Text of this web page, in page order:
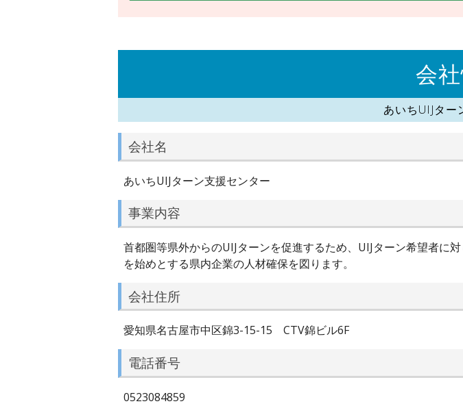
会
あいちUIJター
会社名
あいちUIJターン支援センター
事業内容
首都圏等県外からのUIJターンを促進するため、UIJターン希望者に
を始めとする県内企業の人材確保を図ります。
会社住所
愛知県名古屋市中区錦3-15-15 CTV錦ビル6F
電話番号
0523084859